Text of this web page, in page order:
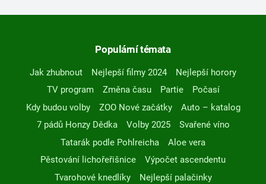
Populární témata
Jak zhubnout Nejlepší filmy 2024
Nejlepší horory
TV program
Změna času Partie
Počasí
Kdy budou volby
ZOO Nové začátky
Auto – katalog
7 pádů Honzy Dědka
Volby 2025
Svařené víno
Tatarák podle Pohlreicha
Aloe vera
Pěstování lichořeřišnice
Výpočet ascendentu
Tvarohové knedlíky
Nejlepší palačinky